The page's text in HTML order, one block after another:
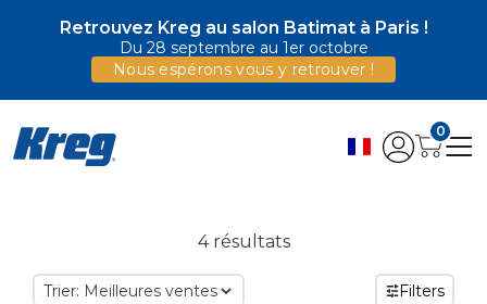
Retrouvez Kreg au salon Batimat à Paris !
Du 28 septembre au 1er octobre
Nous espérons vous y retrouver !
0
4 résultats
Trier: Filters